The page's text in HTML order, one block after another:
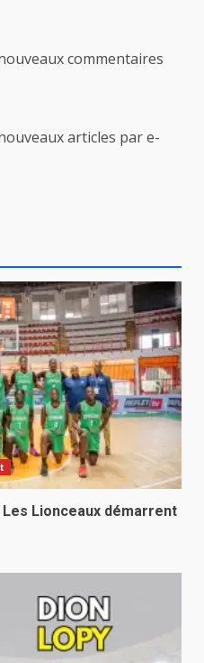
commentaires
articles par e-
Lionceaux démarrent